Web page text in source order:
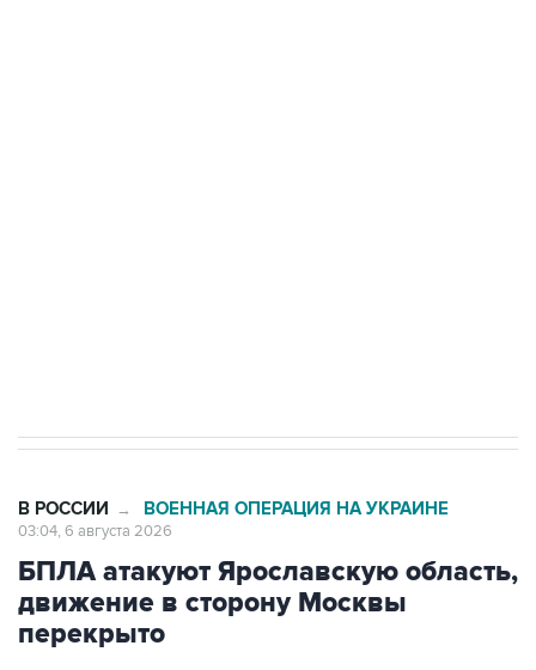
В РОССИИ → ВОЕННАЯ ОПЕРАЦИЯ НА УКРАИНЕ
03:04, 6 августа 2026
БПЛА атакуют Ярославскую область,
движение в сторону Москвы
перекрыто